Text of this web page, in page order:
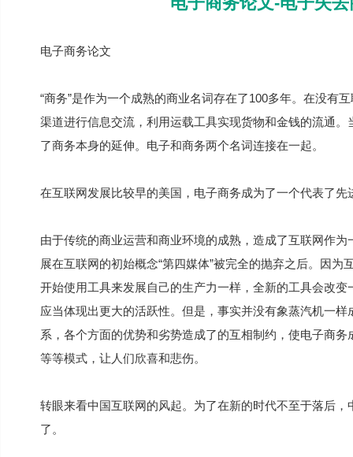
电子商务论文
“商务”是作为一个成熟的商业名词存在了100多年。在没有
渠道进行信息交流，利用运载工具实现货物和金钱的流通
了商务本身的延伸。电子和商务两个名词连接在一起。
在互联网发展比较早的美国，电子商务成为了一个代表了先
由于传统的商业运营和商业环境的成熟，造成了互联网作
展在互联网的初始概念“第四媒体”被完全的抛弃之后。因
开始使用工具来发展自己的生产力一样，全新的工具会改
应当体现出更大的活跃性。但是，事实并没有象蒸汽机一
系，各个方面的优势和劣势造成了的互相制约，使电子商
等等模式，让人们欣喜和悲伤。
转眼来看中国互联网的风起。为了在新的时代不至于落后
了。